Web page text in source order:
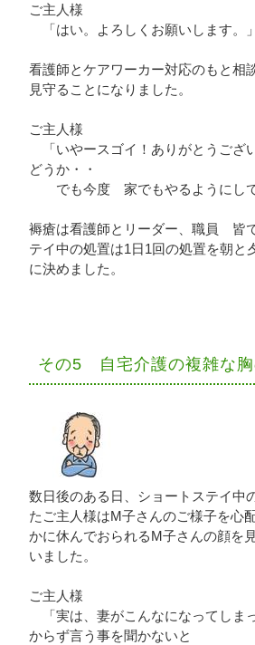
ご主人様
「はい。よろしくお願いします。」
看護師とケアワーカー対応のもと相
見守ることになりました。
ご主人様
「いやースゴイ！ありがとうござ
どうか・・
でも今度 家でもやるようにして
褥瘡は看護師とリーダー、職員 皆
テイ中の処置は1日1回の処置を朝と
に決めました。
その5 自宅介護の複雑な胸
数日後のある日、ショートステイ中
たご主人様はМ子さんのご様子を心
かに休んでおられるМ子さんの顔を
いました。
ご主人様
「実は、妻がこんなになってしま
からず言う事を聞かないと